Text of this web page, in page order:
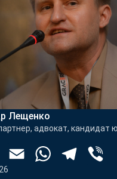
Лещенко
адвокат, кандидат